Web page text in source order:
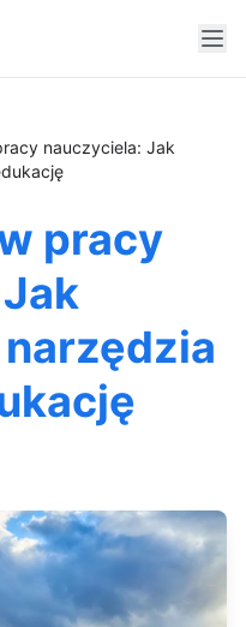
nauczyciela: Jak
pracy